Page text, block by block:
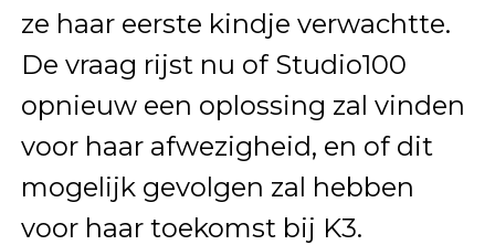
ze haar eerste kindje verwachtte.
De vraag rijst nu of Studio100
opnieuw een oplossing zal vinden
voor haar afwezigheid, en of dit
mogelijk gevolgen zal hebben
voor haar toekomst bij K3.